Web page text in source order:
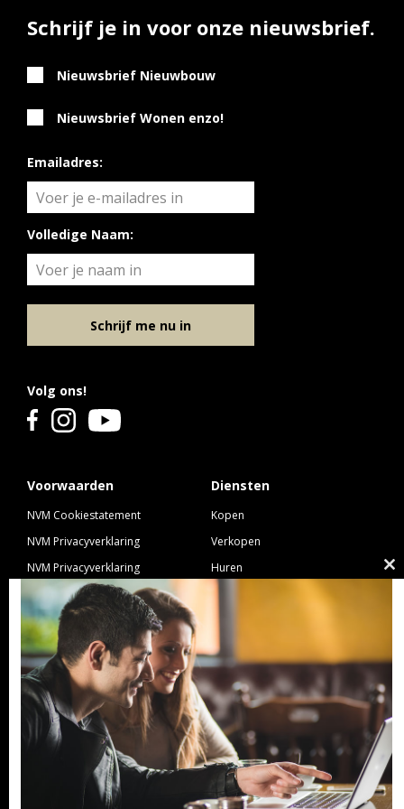
Voorwaarden
NVM Cookiestatement
NVM Privacyverklaring
NVM Privacyverklaring
Nieuwbouw
NVM Voorwaarden Consument
NVM Voorwaarden
Professionele Opdrachtgevers
Diensten
Kopen
Verkopen
Huren
Hypotheek
Verzekeren
Links
Ibiza Real Estate BDK
NieuwWonenUtrecht
Volg ons!
Schrijf je in voor onze nieuwsbrief.
Nieuwsbrief Nieuwbouw
Nieuwsbrief Wonen enzo!
Emailadres:
Volledige Naam:
Schrijf me nu in